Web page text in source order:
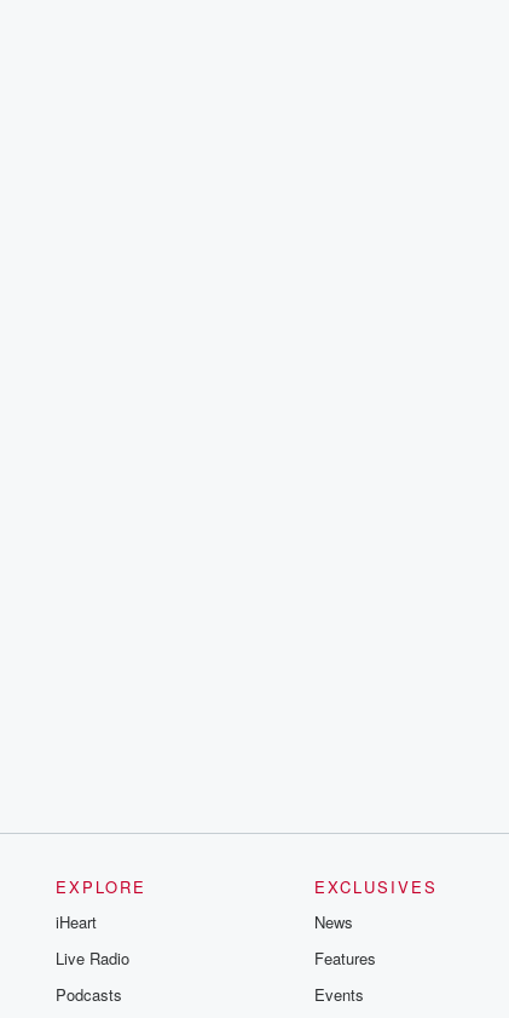
EXPLORE
iHeart
Live Radio
Podcasts
EXCLUSIVES
News
Features
Events